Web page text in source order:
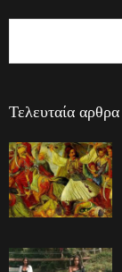
Τελευταία αρθρα